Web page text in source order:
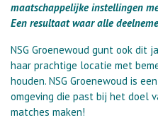
maatschappelijke instellingen
Een resultaat waar alle
NSG Groenewoud gunt ook dit
haar prachtige locatie met
houden. NSG Groenewoud is
omgeving die past bij het doel
matches maken!